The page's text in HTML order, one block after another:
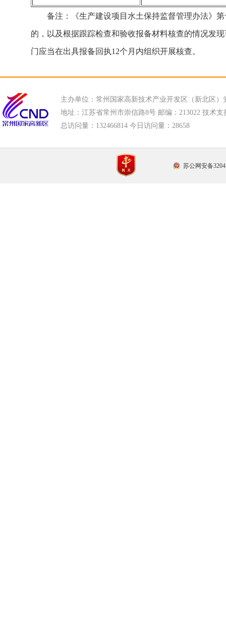
备注：《生产建设项目水土保持监督管理办法》
的，以及根据跟踪检查和验收报备材料核查的情况发
门应当在出具报备回执12个月内组织开展核查。
主办单位：常州国家高新技术产业开发区（新北区）
地址：江苏省常州市崇信路8号 邮编：213022 技术支
总访问量： 132466814 今日访问量： 28658
苏公网安备